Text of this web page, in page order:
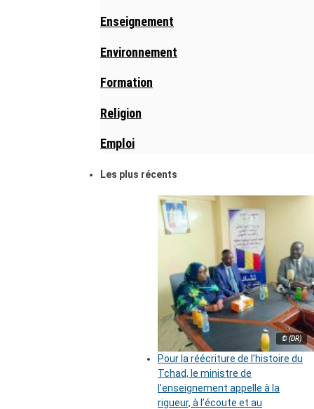
Enseignement
Environnement
Formation
Religion
Emploi
Les plus récents
© (DR)
Pour la réécriture de l’histoire du
Tchad, le ministre de
l’enseignement appelle à la
rigueur, à l’écoute et au